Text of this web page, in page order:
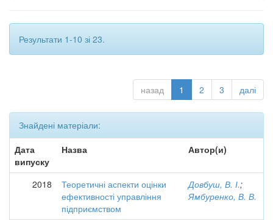
Результати 1-10 зі 23.
назад 1 2 3 далі
Знайдені матеріали:
Дата
випуску
Назва Автор(и)
2018
Теоретичні аспекти оцінки
ефективності управління
підприємством
Довбуш, В. І.;
Ямбуренко, В. В.